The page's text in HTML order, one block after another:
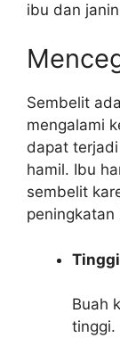
ibu dan
Sembelit
mengalami
dapat
hamil. Ibu
sembelit
Buah
tinggi.